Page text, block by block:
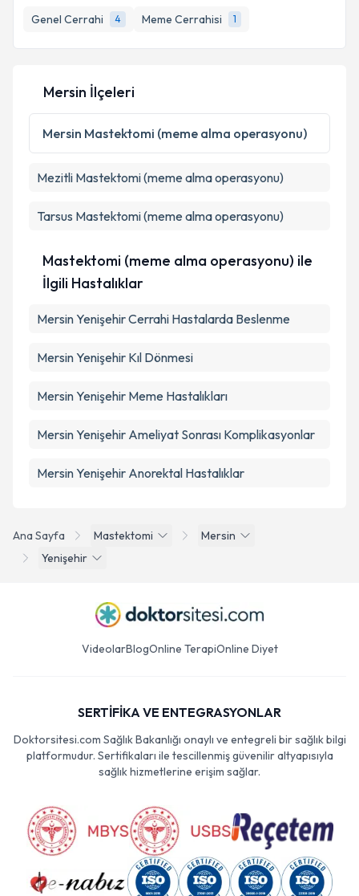
Genel Cerrahi 4 Meme Cerrahisi 1
bilgilendireceğiz.
E-posta Adresiniz
Kişisel verilerimin işlenmesine ilişkin
Aydınlatma
Metni'ni okudum ve kişisel verilerimin belirtilen
Takvim Talebini Gönder
Ana Sayfa Mastektomi
Mersin
Yenişehir
Mersin İlçeleri
Mersin Mastektomi (meme alma operasyonu)
Mezitli Mastektomi (meme alma operasyonu)
Tarsus Mastektomi (meme alma operasyonu)
Mastektomi (meme alma operasyonu) ile
İlgili Hastalıklar
Mersin Yenişehir Cerrahi Hastalarda Beslenme
Mersin Yenişehir Kıl Dönmesi
Mersin Yenişehir Meme Hastalıkları
Mersin Yenişehir Ameliyat Sonrası Komplikasyonlar
Mersin Yenişehir Anorektal Hastalıklar
VideolarBlogOnline TerapiOnline Diyet
SERTİFİKA VE ENTEGRASYONLAR
Doktorsitesi.com Sağlık Bakanlığı onaylı ve entegreli bir sağlık bilgi
platformudur. Sertifikaları ile tescillenmiş güvenilir altyapısıyla
sağlık hizmetlerine erişim sağlar.